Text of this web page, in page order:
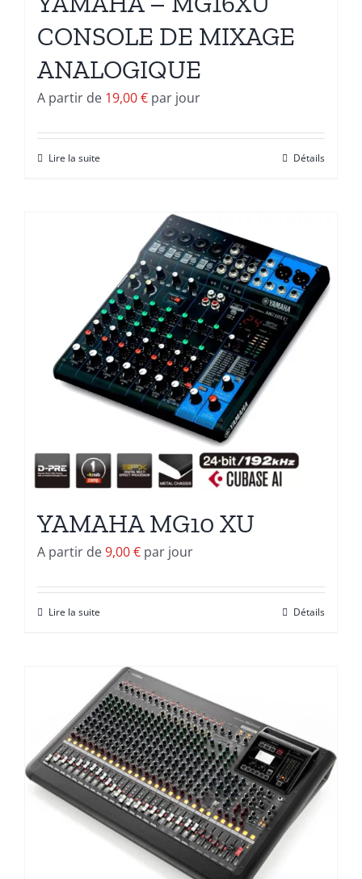
CONSOLE DE MIXAGE
ANALOGIQUE
A partir de 19,00€ par jour
Lire la suite Détails
YAMAHA MG10 XU
A partir de9,00€ par jour
Lire la suite Détails